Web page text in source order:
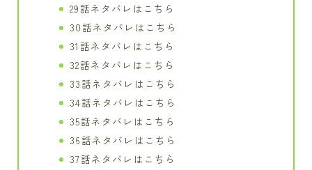
29話ネタバレはこちら
30話ネタバレはこちら
31話ネタバレはこちら
32話ネタバレはこちら
33話ネタバレはこちら
34話ネタバレはこちら
35話ネタバレはこちら
36話ネタバレはこちら
37話ネタバレはこちら